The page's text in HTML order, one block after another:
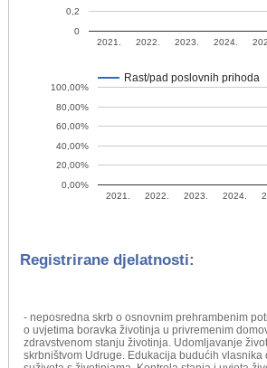
2021. 2022. 2023. 2024.
0
0,2
Rast/pad poslovnih prihoda
2021. 2022. 2023. 2024.
0,00%
20,00%
40,00%
60,00%
80,00%
100,00%
Registrirane djelatnosti:
- neposredna skrb o osnovnim prehrambenim
o uvjetima boravka životinja u privremenim
zdravstvenom stanju životinja. Udomljavanje
skrbništvom Udruge. Edukacija budućih vlasnika